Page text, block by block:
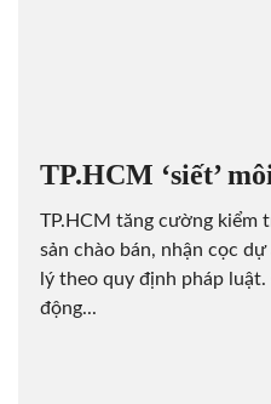
TP.HCM ‘siết’
TP.HCM tăng cường kiểm
sản chào bán, nhận cọc
lý theo quy định pháp
động...